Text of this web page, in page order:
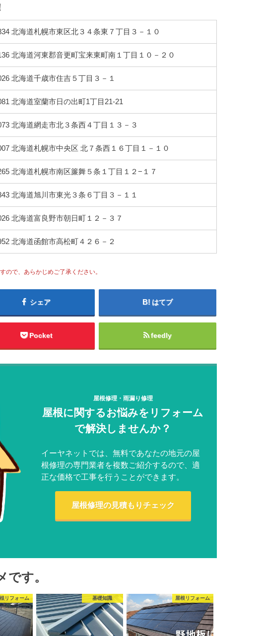
北海道札幌市東区北３４条東７丁目３－１０
北海道河東郡音更町宝来東町南１丁目１０－２０
北海道千歳市住吉５丁目３－１
北海道室蘭市日の出町1丁目21-21
北海道網走市北３条西４丁目１３－３
北海道札幌市中央区 北７条西１６丁目１－１０
北海道札幌市南区簾舞５条１丁目１２−１７
北海道旭川市東光３条６丁目３－１１
北海道富良野市朝日町１２－３７
北海道函館市高松町４２６－２
で、あらかじめご了承ください。
シェア はてブ
Pocket feedly
屋根修理・雨漏り修理
屋根に関するお悩みをリフォーム
で解決しませんか？
イーヤネットでは、無料であなたの地元の屋
根修理の専門業者を複数ご紹介するので、適
正な価格で工事を行うことができます。
屋根修理の見積もりチェック
です。
リフォーム 基礎知識 屋根リフォーム